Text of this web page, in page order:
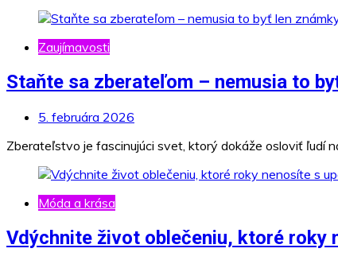
Zaujímavosti
Staňte sa zberateľom – nemusia to
5. februára 2026
Zberateľstvo je fascinujúci svet, ktorý dokáže osloviť ľudí
Móda a krása
Vdýchnite život oblečeniu, ktoré roky